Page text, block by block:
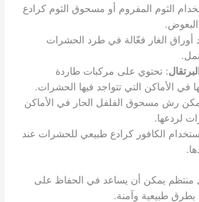
الثوم المفروم أو مسحوق الثوم كرادع
أوراق الغار فعّالة في طرد الحشرات
: تحتوي على مركبات طاردة
الأماكن التي تتواجد فيها الحشرات.
رش مسحوق الفلفل الحار في الأماكن
لردعها.
الكافور كرادع طبيعي للحشرات عند
منتظم يمكن أن يساعد في الحفاظ على
بطرق طبيعية وآمنة.